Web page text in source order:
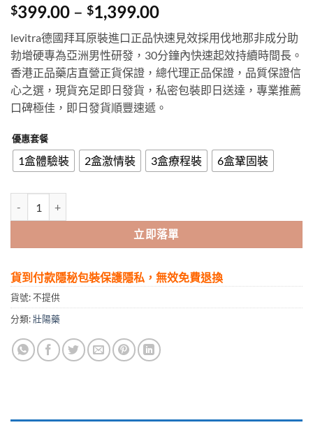
$399.00 – $1,399.00Price
range:
$399.00
through
$1,399.00
levitra德國拜耳原裝進口正品快速見效採用伐地那非成分助
勃增硬專為亞洲男性研發，30分鐘內快速起效持續時間長。
香港正品藥店直營正貨保證，總代理正品保證，品質保證信
心之選，現貨充足即日發貨，私密包裝即日送達，專業推薦
口碑極佳，即日發貨順豐速遞。
優惠套餐
1盒體驗裝 2盒激情裝 3盒療程裝 6盒鞏固裝
立即落單
貨到付款隱秘包裝保護隱私，無效免費退換
貨號:不提供
分類:壯陽藥